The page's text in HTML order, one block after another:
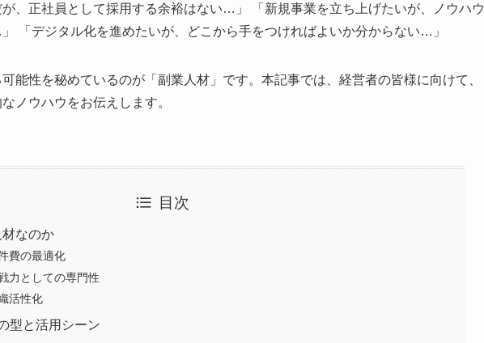
が、正社員として採用する余裕はない…」 「新規事業を立ち上げたいが、ノウハウ
「デジタル化を進めたいが、どこから手をつければよいか分からない…」
能性を秘めているのが「副業人材」です。本記事では、経営者の皆様に向けて、
ノウハウをお伝えします。
目次
なのか
費の最適化
力としての専門性
活性化
型と活用シーン